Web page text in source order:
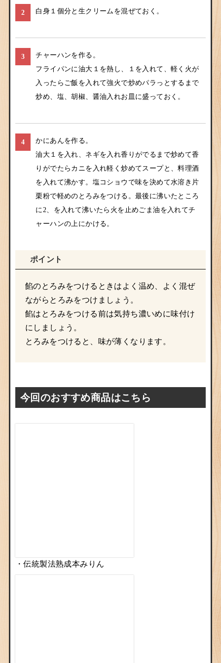
2 白身１個分と生クリームを混ぜておく。
3
チャーハンを作る。
フライパンに油大１を熱し、１を入れて、軽く火が
入ったらご飯を入れて強火で炒めパラっとするまで
炒め、塩、胡椒、醤油入れお皿に盛っておく。
4
かにあんを作る。
油大１を入れ、ネギを入れ香りがでるまで炒めて香
りがでたらカニを入れ軽く炒めてスープと、料理酒
を入れて沸かす。塩コショウで味を決めて水溶き片
栗粉で軽めのとろみをつける。最後に沸いたところ
に2、を入れて沸いたら火を止めごま油を入れてチ
ャーハンの上にかける。
ポイント
餡のとろみをつけるときはよく温め、よく混ぜ
ながらとろみをつけましょう。
餡はとろみをつける前は気持ち濃いめに味付け
にしましょう。
とろみをつけると、味が薄くなります。
今回のおすすめ商品はこちら
・伝統製法熟成本みりん